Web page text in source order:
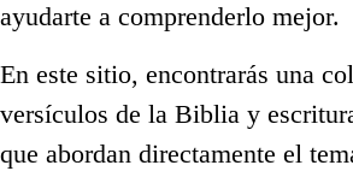
ayudarte a comprenderlo mejor.
En este sitio, encontrarás una
versículos de la Biblia y
que abordan directamente el